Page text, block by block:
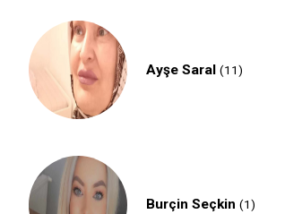
Ayşe Saral (11)
Burçin Seçkin (1)